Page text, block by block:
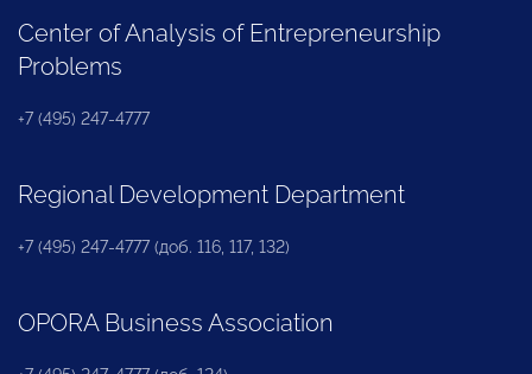
Center of Analysis of Entrepreneurship
Problems
+7 (495) 247-4777
Regional Development Department
+7 (495) 247-4777 (доб. 116, 117, 132)
OPORA Business Association